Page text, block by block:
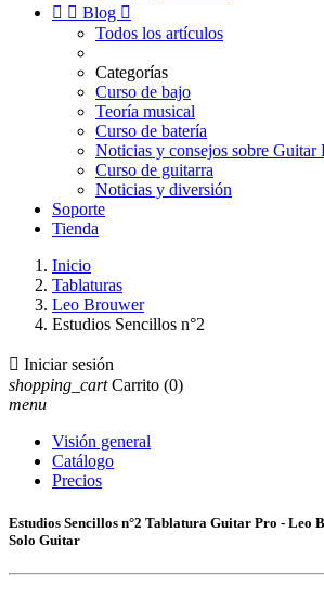
  Blog 
Todos los artículos
Categorías
Curso de bajo
Teoría musical
Curso de batería
Noticias y consejos sobre Guitar
Curso de guitarra
Noticias y diversión
Soporte
Tienda
Inicio
Tablaturas
Leo Brouwer
Estudios Sencillos n°2
 Iniciar sesión
shopping_cart Carrito (0)
menu
Visión general
Catálogo
Precios
Estudios Sencillos n°2 Tablatura Guitar Pro - Leo
Solo Guitar